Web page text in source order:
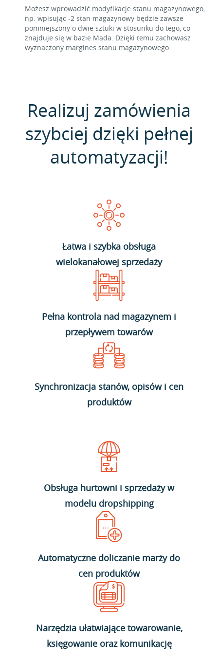
Możesz wprowadzić modyfikacje stanu magazynowego,
np. wpisując -2 stan magazynowy będzie zawsze
pomniejszony o dwie sztuki w stosunku do tego, co
znajduje się w bazie Mada. Dzięki temu zachowasz
wyznaczony margines stanu magazynowego.
Realizuj zamówienia
szybciej dzięki pełnej
automatyzacji!
Łatwa i szybka obsługa
wielokanałowej sprzedaży
Pełna kontrola nad magazynem i
przepływem towarów
Synchronizacja stanów, opisów i cen
produktów
Obsługa hurtowni i sprzedaży w
modelu dropshipping
Automatyczne doliczanie marży do
cen produktów
Narzędzia ułatwiające towarowanie,
księgowanie oraz komunikację